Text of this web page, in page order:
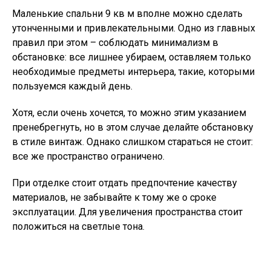
Маленькие спальни 9 кв м вполне можно сделать
утонченными и привлекательными. Одно из главных
правил при этом – соблюдать минимализм в
обстановке: все лишнее убираем, оставляем только
необходимые предметы интерьера, такие, которыми
пользуемся каждый день.
Хотя, если очень хочется, то можно этим указанием
пренебрегнуть, но в этом случае делайте обстановку
в стиле винтаж. Однако слишком стараться не стоит:
все же пространство ограничено.
При отделке стоит отдать предпочтение качеству
материалов, не забывайте к тому же о сроке
эксплуатации. Для увеличения пространства стоит
положиться на светлые тона.